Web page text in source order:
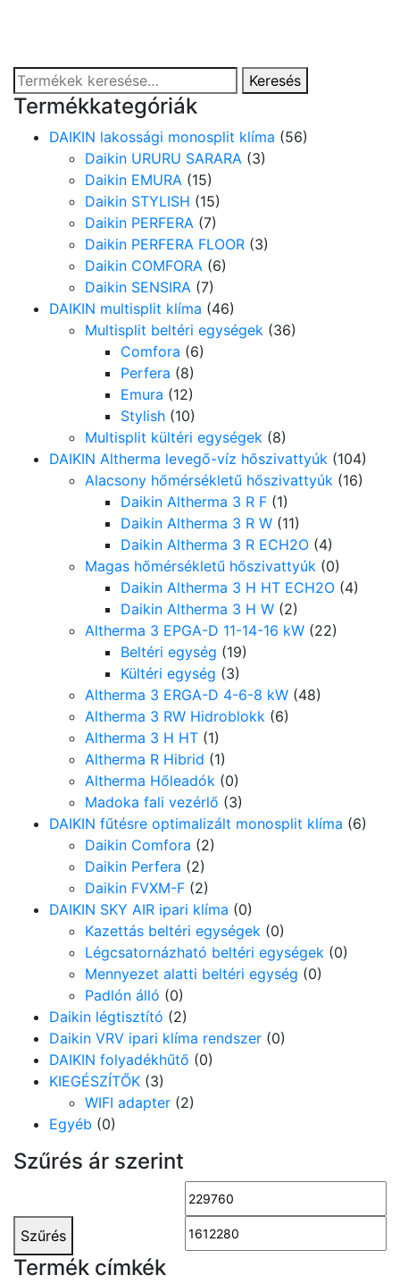
Keresés
a
következőre:
Keresés
Termékkategóriák
DAIKIN lakossági monosplit klíma (56)
Daikin URURU SARARA (3)
Daikin EMURA (15)
Daikin STYLISH (15)
Daikin PERFERA (7)
Daikin PERFERA FLOOR (3)
Daikin COMFORA (6)
Daikin SENSIRA (7)
DAIKIN multisplit klíma (46)
Multisplit beltéri egységek (36)
Comfora (6)
Perfera (8)
Emura (12)
Stylish (10)
Multisplit kültéri egységek (8)
DAIKIN Altherma levegő-víz hőszivattyúk (104)
Alacsony hőmérsékletű hőszivattyúk (16)
Daikin Altherma 3 R F (1)
Daikin Altherma 3 R W (11)
Daikin Altherma 3 R ECH2O (4)
Magas hőmérsékletű hőszivattyúk (0)
Daikin Altherma 3 H HT ECH2O (4)
Daikin Altherma 3 H W (2)
Altherma 3 EPGA-D 11-14-16 kW (22)
Beltéri egység (19)
Kültéri egység (3)
Altherma 3 ERGA-D 4-6-8 kW (48)
Altherma 3 RW Hidroblokk (6)
Altherma 3 H HT (1)
Altherma R Hibrid (1)
Altherma Hőleadók (0)
Madoka fali vezérlő (3)
DAIKIN fűtésre optimalizált monosplit klíma (6)
Daikin Comfora (2)
Daikin Perfera (2)
Daikin FVXM-F (2)
DAIKIN SKY AIR ipari klíma (0)
Kazettás beltéri egységek (0)
Légcsatornázható beltéri egységek (0)
Mennyezet alatti beltéri egység (0)
Padlón álló (0)
Daikin légtisztító (2)
Daikin VRV ipari klíma rendszer (0)
DAIKIN folyadékhűtő (0)
KIEGÉSZÍTŐK (3)
WIFI adapter (2)
Egyéb (0)
Szűrés ár szerint
Min
Szűrés
Termék címkék